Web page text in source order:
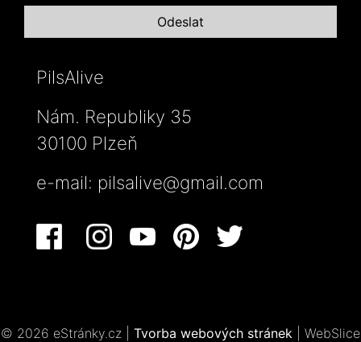
PilsAlive
Nám. Republiky 35
30100 Plzeň
e-mail: pilsalive@gmail.com
© 2026 eStránky.cz Tvorba webových stránek WebSlice